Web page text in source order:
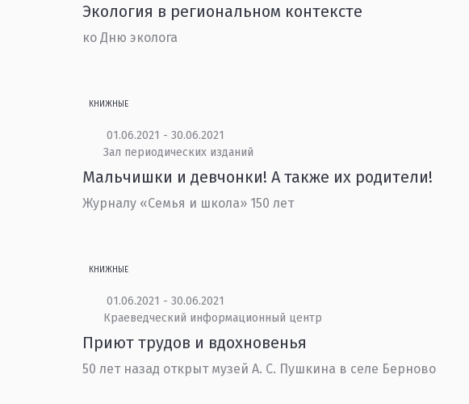
Экология в региональном контексте
ко Дню эколога
КНИЖНЫЕ
01.06.2021 - 30.06.2021
Зал периодических изданий
Мальчишки и девчонки! А также их родители!
Журналу «Семья и школа» 150 лет
КНИЖНЫЕ
01.06.2021 - 30.06.2021
Краеведческий информационный центр
Приют трудов и вдохновенья
50 лет назад открыт музей А. С. Пушкина в селе Берново